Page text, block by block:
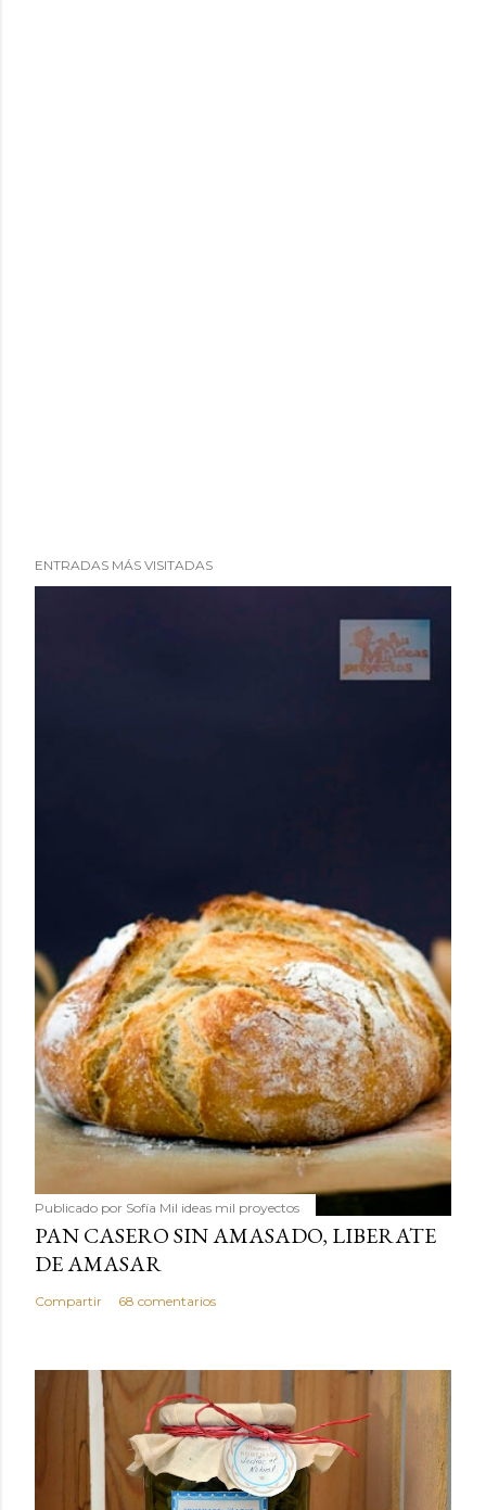
ENTRADAS MÁS VISITADAS
Publicado por Sofía Mil ideas mil proyectos
PAN CASERO SIN AMASADO, LIBERATE
DE AMASAR
Compartir 68 comentarios